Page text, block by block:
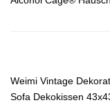
Weimi Vintage
Sofa Dekokissen